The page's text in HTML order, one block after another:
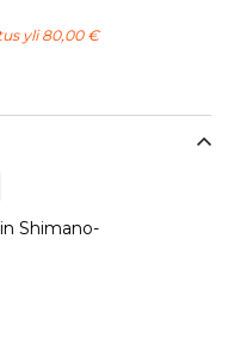
Shimano-
yli 80,00 €